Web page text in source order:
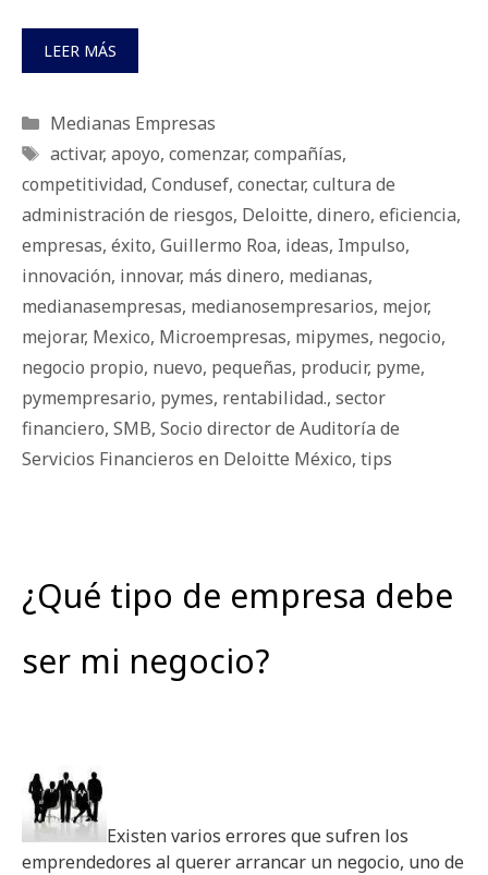
LEER MÁS
Categorías
Medianas Empresas
Etiquetas
activar, apoyo, comenzar, compañías,
competitividad, Condusef, conectar, cultura de
administración de riesgos, Deloitte, dinero, eficiencia,
empresas, éxito, Guillermo Roa, ideas, Impulso,
innovación, innovar, más dinero, medianas,
medianasempresas, medianosempresarios, mejor,
mejorar, Mexico, Microempresas, mipymes, negocio,
negocio propio, nuevo, pequeñas, producir, pyme,
pymempresario, pymes, rentabilidad., sector
financiero, SMB, Socio director de Auditoría de
Servicios Financieros en Deloitte México, tips
¿Qué tipo de empresa debe
ser mi negocio?
Existen varios errores que sufren los
emprendedores al querer arrancar un negocio, uno de